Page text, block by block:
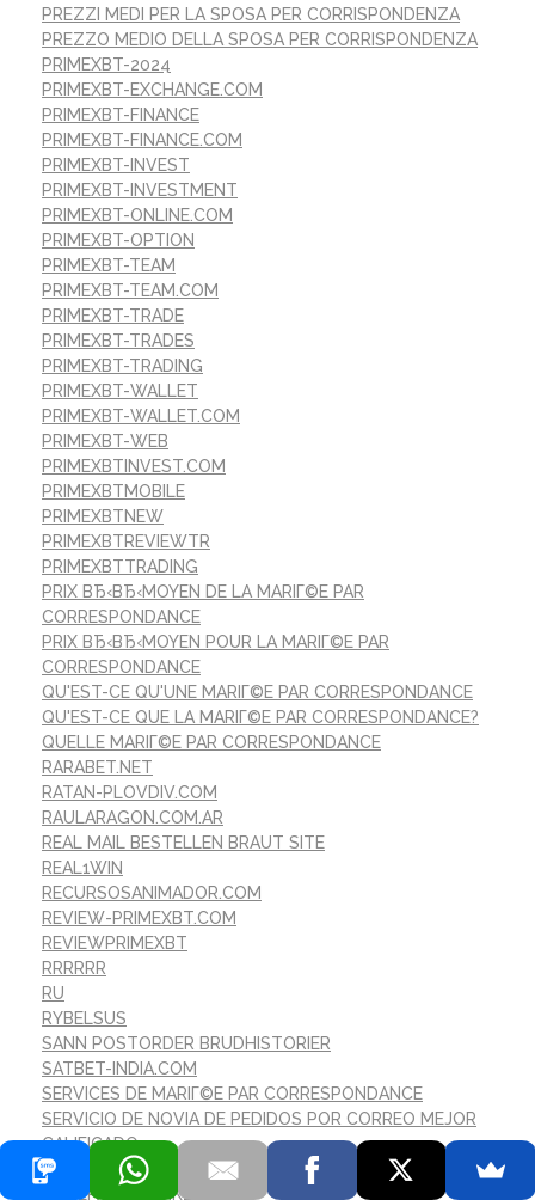
PREZZI MEDI PER LA SPOSA PER CORRISPONDENZA
PREZZO MEDIO DELLA SPOSA PER CORRISPONDENZA
PRIMEXBT-2024
PRIMEXBT-EXCHANGE.COM
PRIMEXBT-FINANCE
PRIMEXBT-FINANCE.COM
PRIMEXBT-INVEST
PRIMEXBT-INVESTMENT
PRIMEXBT-ONLINE.COM
PRIMEXBT-OPTION
PRIMEXBT-TEAM
PRIMEXBT-TEAM.COM
PRIMEXBT-TRADE
PRIMEXBT-TRADES
PRIMEXBT-TRADING
PRIMEXBT-WALLET
PRIMEXBT-WALLET.COM
PRIMEXBT-WEB
PRIMEXBTINVEST.COM
PRIMEXBTMOBILE
PRIMEXBTNEW
PRIMEXBTREVIEWTR
PRIMEXBTTRADING
PRIX ВЂ‹ВЂ‹MOYEN DE LA MARIГ©E PAR
CORRESPONDANCE
PRIX ВЂ‹ВЂ‹MOYEN POUR LA MARIГ©E PAR
CORRESPONDANCE
QU'EST-CE QU'UNE MARIГ©E PAR CORRESPONDANCE
QU'EST-CE QUE LA MARIГ©E PAR CORRESPONDANCE?
QUELLE MARIГ©E PAR CORRESPONDANCE
RARABET.NET
RATAN-PLOVDIV.COM
RAULARAGON.COM.AR
REAL MAIL BESTELLEN BRAUT SITE
REAL1WIN
RECURSOSANIMADOR.COM
REVIEW-PRIMEXBT.COM
REVIEWPRIMEXBT
RRRRRR
RU
RYBELSUS
SANN POSTORDER BRUDHISTORIER
SATBET-INDIA.COM
SERVICES DE MARIГ©E PAR CORRESPONDANCE
SERVICIO DE NOVIA DE PEDIDOS POR CORREO MEJOR
CALIFICADO
SERVIZIO SPOSA PER CORRISPONDENZA PIГ№ VOTATO
SHOLPAN7-EDU.KZ